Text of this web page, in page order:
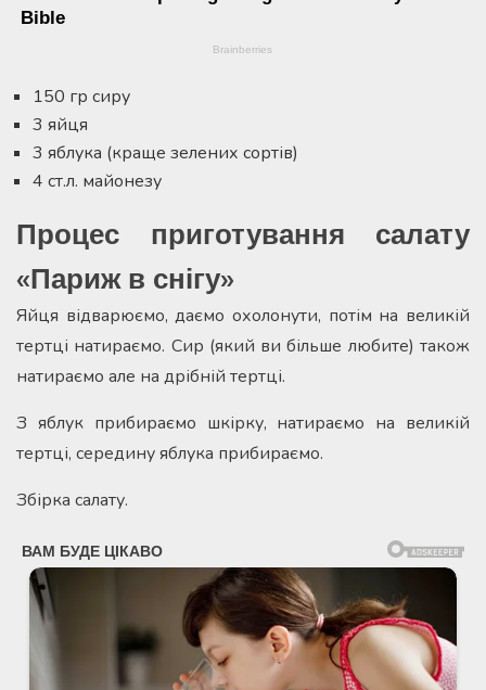
150 гр сиру
3 яйця
3 яблука (краще зелених сортів)
4 ст.л. майонезу
Процес приготування салату
«Париж в снігу»
Яйця відварюємо, даємо охолонути, потім на великій
тертці натираємо. Сир (який ви більше любите) також
натираємо але на дрібній тертці.
З яблук прибираємо шкірку, натираємо на великій
тертці, середину яблука прибираємо.
Збірка салату.